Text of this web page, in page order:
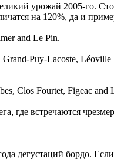
урожай 2005-го.
на 120%, да и
and Le Pin.
Puy-Lacoste,
Clos Fourtet, Figeac and
где встречаются
дегустаций бордо.